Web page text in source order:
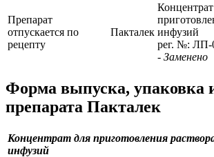
Препарат
отпускается по
рецепту
Пакталек инфузий
рег. №: ЛП-
- Заменено
Форма выпуска, упаковка
препарата Пакталек
Концентрат для приготовления
инфузий